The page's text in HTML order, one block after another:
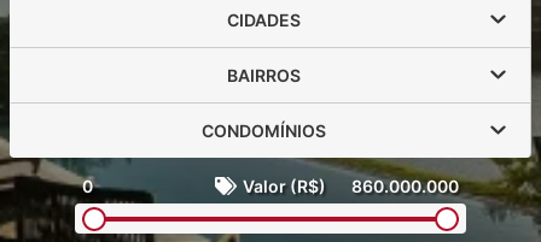
CIDADES
BAIRROS
CONDOMÍNIOS
0 Valor (R$) 860.000.000